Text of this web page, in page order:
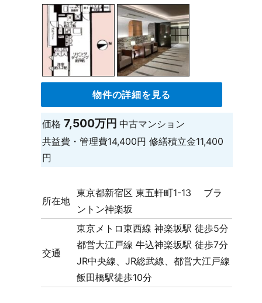
物件の詳細を見る
価格 7,500万円中古マンション
共益費・管理費14,400円 修繕積立金11,400
円
所在地
東京都新宿区 東五軒町1-13 ブラ
ントン神楽坂
交通
東京メトロ東西線 神楽坂駅 徒歩5分
都営大江戸線 牛込神楽坂駅 徒歩7分
JR中央線、JR総武線、都営大江戸線
飯田橋駅徒歩10分